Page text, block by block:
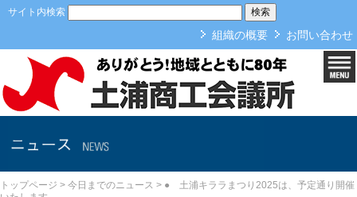
本文へ
サイト内検索
組織の概要 お問い合わせ
トップページ > 今日までのニュース > ● 土浦キララまつり2025は、予定通り開催